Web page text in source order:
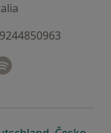
scheda
una nuova scheda
in una nuova